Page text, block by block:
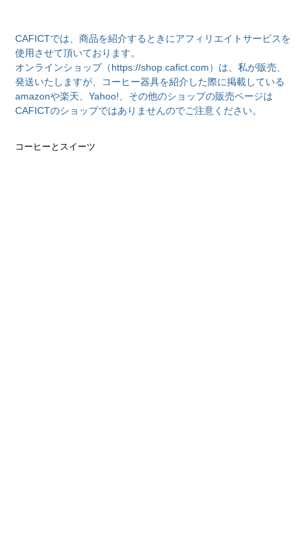
CAFICTでは、商品を紹介するときにアフィリエイトサービスを
使用させて頂いております。
オンラインショップ（https://shop.cafict.com）は、私が販売、
発送いたしますが、コーヒー器具を紹介した際に掲載している
amazonや楽天、Yahoo!、その他のショップの販売ページは
CAFICTのショップではありませんのでご注意ください。
コーヒーとスイーツ